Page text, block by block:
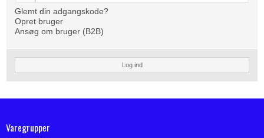
Glemt din adgangskode?
Opret bruger
Ansøg om bruger (B2B)
Log ind
Varegrupper